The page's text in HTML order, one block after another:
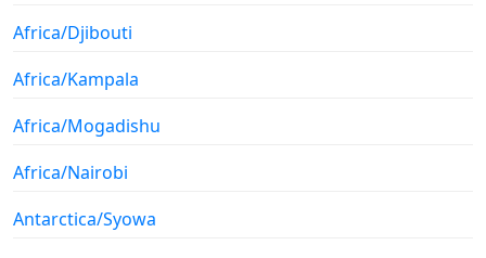
Africa/Djibouti
Africa/Kampala
Africa/Mogadishu
Africa/Nairobi
Antarctica/Syowa